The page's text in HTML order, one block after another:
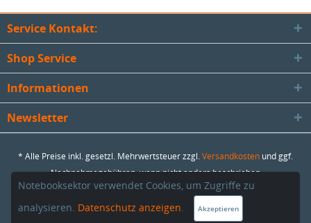
Service Kontakt:
Shop Service
Informationen
Newsletter
* Alle Preise inkl. gesetzl. Mehrwertsteuer zzgl.Versandkosten und ggf.
Nachnahmegebühren, wenn nicht anders beschrieben
Copyright © NOTEBOOKsektor - SAMbase GmbH - Alle Rechte
vorbehalten
Notebooksektor verwendet Cookies, um Zugriffe zu
analysieren. Datenschutz anzeigen. Akzeptieren